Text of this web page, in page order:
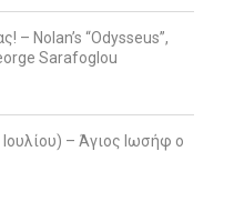
– Nolan’s “Odysseus”,
Sarafoglou
– Άγιος Ιωσήφ ο